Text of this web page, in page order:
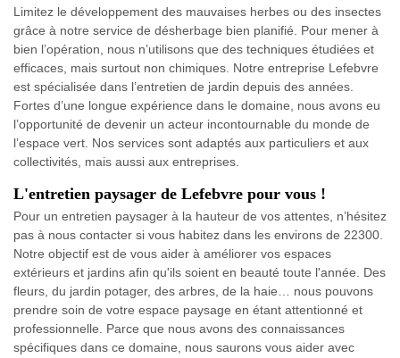
Limitez le développement des mauvaises herbes ou des insectes
grâce à notre service de désherbage bien planifié. Pour mener à
bien l’opération, nous n’utilisons que des techniques étudiées et
efficaces, mais surtout non chimiques. Notre entreprise Lefebvre
est spécialisée dans l’entretien de jardin depuis des années.
Fortes d’une longue expérience dans le domaine, nous avons eu
l’opportunité de devenir un acteur incontournable du monde de
l’espace vert. Nos services sont adaptés aux particuliers et aux
collectivités, mais aussi aux entreprises.
L'entretien paysager de Lefebvre pour vous !
Pour un entretien paysager à la hauteur de vos attentes, n’hésitez
pas à nous contacter si vous habitez dans les environs de 22300.
Notre objectif est de vous aider à améliorer vos espaces
extérieurs et jardins afin qu'ils soient en beauté toute l'année. Des
fleurs, du jardin potager, des arbres, de la haie… nous pouvons
prendre soin de votre espace paysage en étant attentionné et
professionnelle. Parce que nous avons des connaissances
spécifiques dans ce domaine, nous saurons vous aider avec